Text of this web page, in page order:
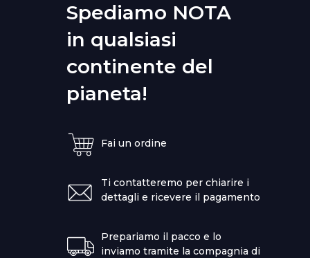
Spediamo NOTA
in qualsiasi
continente del
pianeta!
Fai un ordine
Ti contatteremo per chiarire i
dettagli e ricevere il pagamento
Prepariamo il pacco e lo
inviamo tramite la compagnia di